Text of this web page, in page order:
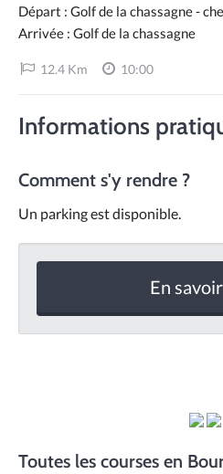
Départ : Golf de la chassagne -
Arrivée : Golf de la chassagne
12.4 Km 10:00
Informations
Comment s'y rendre ?
Un parking est disponible.
En
Toutes les courses en